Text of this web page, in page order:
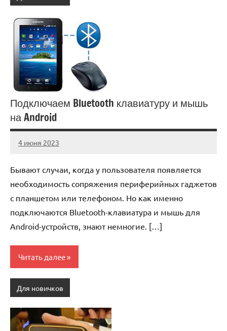
Подключаем Bluetooth клавиатуру и мышь
на Android
4 июня 2023
anti_shpion_
Нет
Бывают случаи, когда у пользователя появляется
необходимость сопряжения периферийных гаджетов
с планшетом или телефоном. Но как именно
подключаются Bluetooth-клавиатура и мышь для
Android-устройств, знают немногие. […]
Читать далее
Для новичков